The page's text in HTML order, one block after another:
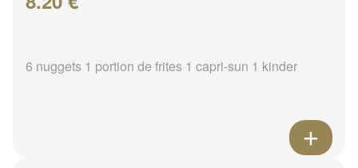
6 nuggets 1 portion de frites 1 capri-sun 1 kinder